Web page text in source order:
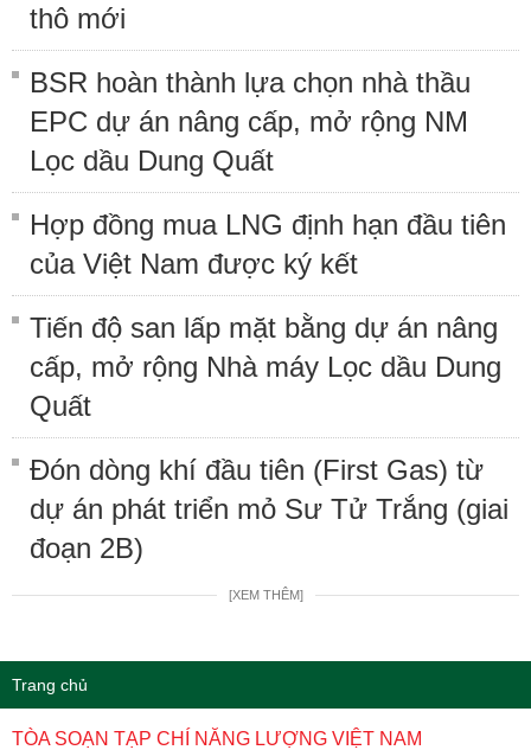
thô mới
BSR hoàn thành lựa chọn nhà thầu
EPC dự án nâng cấp, mở rộng NM
Lọc dầu Dung Quất
Hợp đồng mua LNG định hạn đầu tiên
của Việt Nam được ký kết
Tiến độ san lấp mặt bằng dự án nâng
cấp, mở rộng Nhà máy Lọc dầu Dung
Quất
Đón dòng khí đầu tiên (First Gas) từ
dự án phát triển mỏ Sư Tử Trắng (giai
đoạn 2B)
[XEM THÊM]
Trang chủ
TÒA SOẠN TẠP CHÍ NĂNG LƯỢNG VIỆT NAM